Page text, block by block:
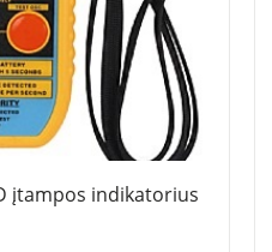
įtampos indikatorius